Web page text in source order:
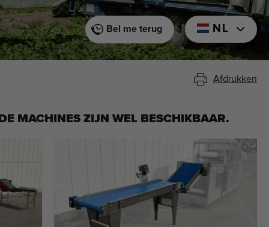
NL
Bel me terug
Afdrukken
MACHINES ZIJN WEL BESCHIKBAAR.